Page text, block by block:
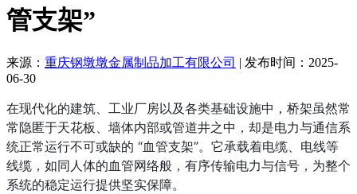
管支架”
来源： 重庆钢墩墩金属制品加工有限公司 | 发布时间：2025-
06-30
在现代化的建筑、工业厂房以及各类基础设施中，桥架虽然常
常隐匿于天花板、墙体内部或管道井之中，却是电力与通信系
统正常运行不可或缺的 “血管支架”。它承载着电缆、电线等
线缆，如同人体的血管网络般，有序传输电力与信号，为整个
系统的稳定运行提供坚实保障。